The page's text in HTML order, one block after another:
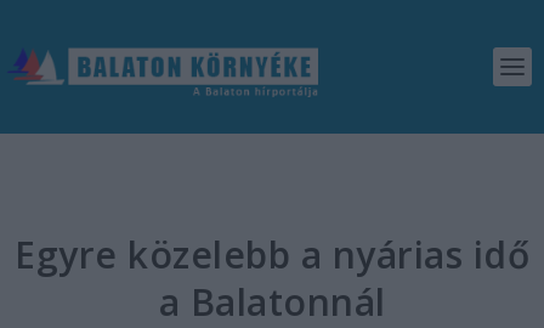
Egyre közelebb a nyárias idő
a Balatonnál